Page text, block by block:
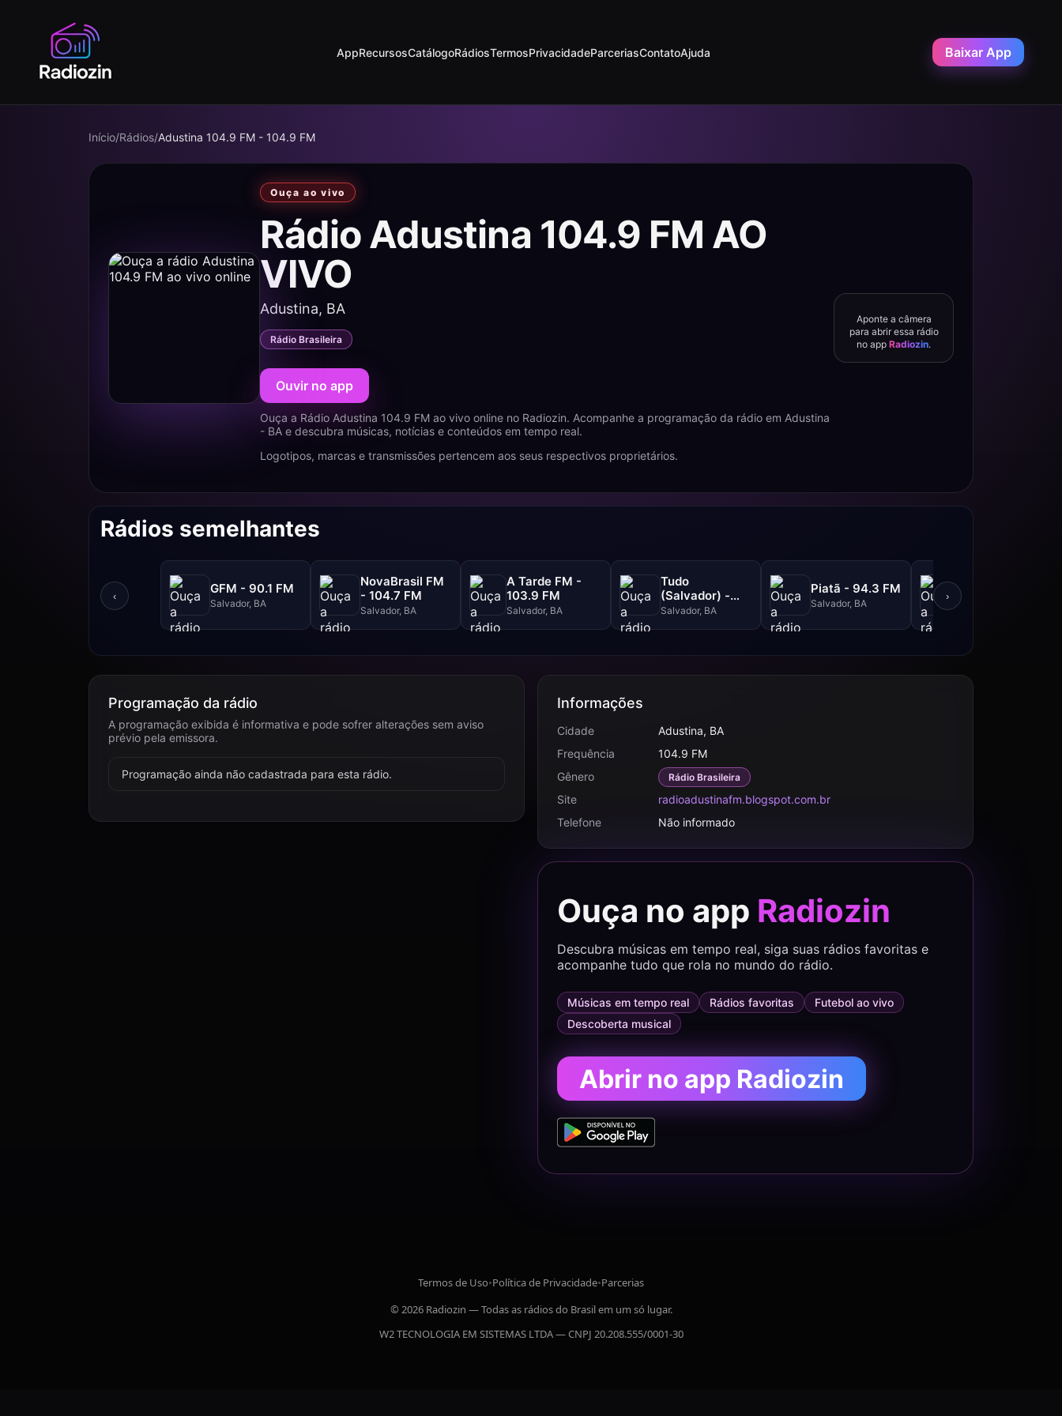
AppRecursosCatálogoRádiosTermosPrivacidadeParceriasContatoAjuda Baixar App
Início/Rádios/Adustina 104.9 FM - 104.9 FM
Ouça ao vivo
Rádio Adustina 104.9 FM AO
VIVO
Adustina, BA
Rádio Brasileira
Ouvir no app
Ouça a Rádio Adustina 104.9 FM ao vivo online no Radiozin. Acompanhe a programação da rádio em Adustina
- BA e descubra músicas, notícias e conteúdos em tempo real.
Logotipos, marcas e transmissões pertencem aos seus respectivos proprietários.
Aponte a câmera
para abrir essa rádio
no appRadiozin.
Rádios semelhantes
‹
GFM - 90.1 FM
Salvador, BA
NovaBrasil FM
- 104.7 FM
Salvador, BA
A Tarde FM -
103.9 FM
Salvador, BA
Tudo
(Salvador) -
102.5 FM
Salvador, BA
Piatã - 94.3 FM
Salvador, BA
101.3 FM
›
Programação da rádio
A programação exibida é informativa e pode sofrer alterações sem aviso
prévio pela emissora.
Programação ainda não cadastrada para esta rádio.
Informações
Cidade
Adustina, BA
Frequência
104.9 FM
Gênero
Rádio Brasileira
Site
radioadustinafm.blogspot.com.br
Telefone
Não informado
Ouça no app Radiozin
Descubra músicas em tempo real, siga suas rádios favoritas e
acompanhe tudo que rola no mundo do rádio.
Músicas em tempo real Rádios favoritas
Futebol ao vivo
Descoberta musical
Abrir no app Radiozin
Termos de Uso•Política de Privacidade•Parcerias
© 2026 Radiozin — Todas as rádios do Brasil em um só lugar.
W2 TECNOLOGIA EM SISTEMAS LTDA — CNPJ 20.208.555/0001-30